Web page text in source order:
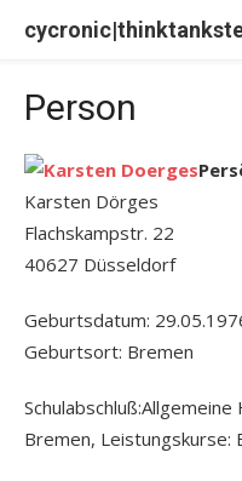
Person
Karsten Dörges
Flachskampstr. 22
40627 Düsseldorf
Geburtsdatum:
Geburtsort: Bremen
Bremen, Leistungskurse: